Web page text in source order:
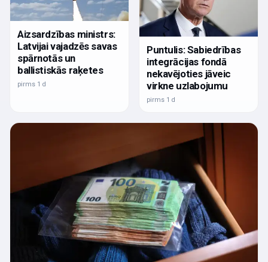
Aizsardzības ministrs:
Latvijai vajadzēs savas
spārnotās un
ballistiskās raķetes
pirms 1 d
Puntulis: Sabiedrības
integrācijas fondā
nekavējoties jāveic
virkne uzlabojumu
pirms 1 d